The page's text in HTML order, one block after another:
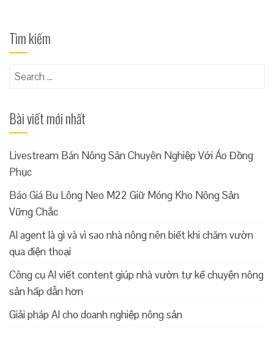
Tìm kiếm
Search
Bài viết mới nhất
Livestream Bán Nông Sản Chuyên Nghiệp Với Áo Đồng
Phục
Báo Giá Bu Lông Neo M22 Giữ Móng Kho Nông Sản
Vững Chắc
AI agent là gì và vì sao nhà nông nên biết khi chăm vườn
qua điện thoại
Công cụ AI viết content giúp nhà vườn tự kể chuyện nông
sản hấp dẫn hơn
Giải pháp AI cho doanh nghiệp nông sản